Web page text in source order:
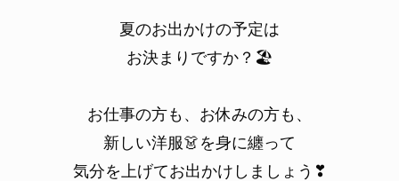
夏のお出かけの予定は
お決まりですか？🏖️
お仕事の方も、お休みの方も、
新しい洋服👗を身に纏って
気分を上げてお出かけしましょう❣